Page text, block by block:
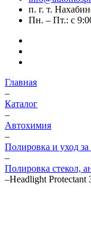
п. г. т.
Пн. – Пт.: с
Главная
–
Каталог
–
Автохимия
–
Полировка и уход за
–
Полировка стекол,
–Headlight